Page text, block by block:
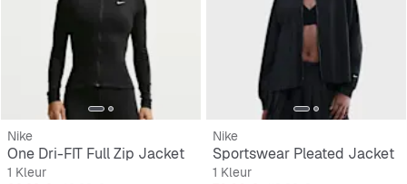
Nike
One Dri-FIT Full Zip Jacket
1 Kleur
Nike
Sportswear Pleated Jacket
1 Kleur